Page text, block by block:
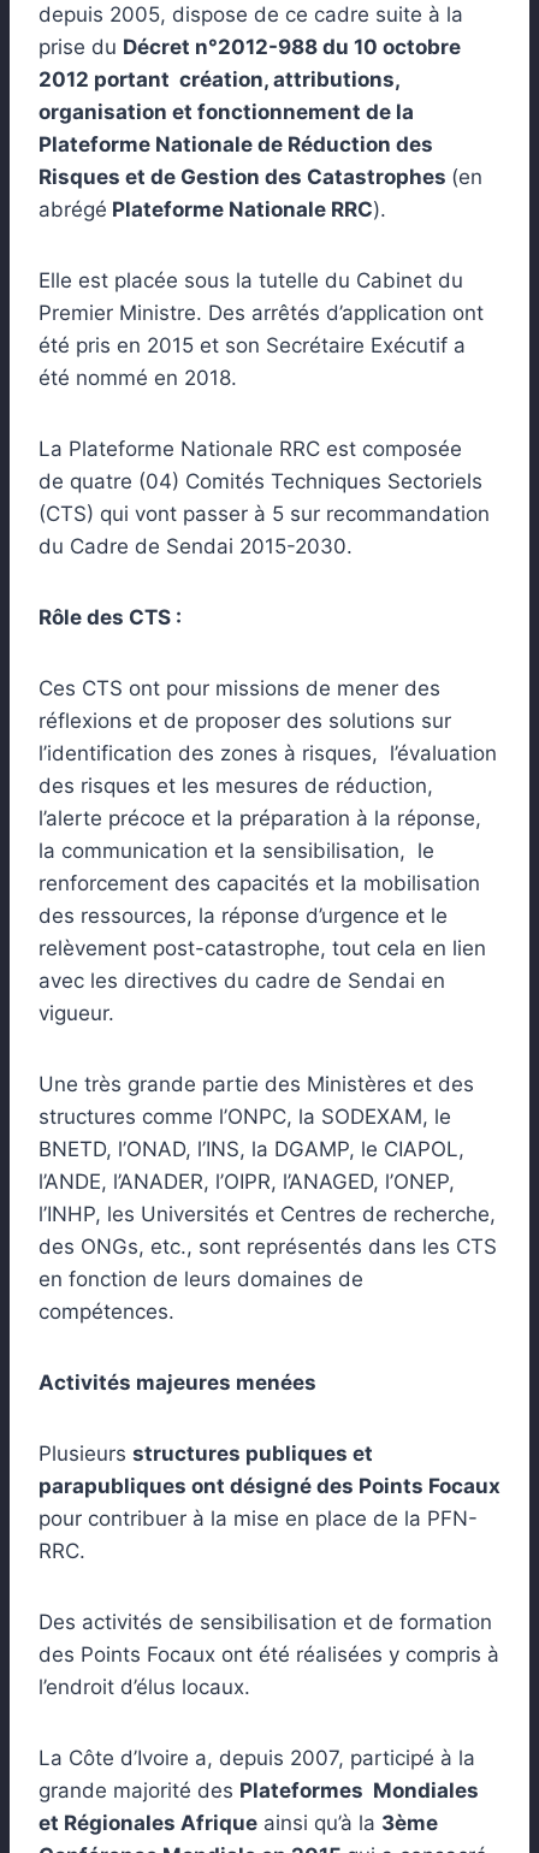
depuis 2005, dispose de ce cadre suite à la
prise du Décret n°2012-988 du 10 octobre
2012 portant création, attributions,
organisation et fonctionnement de la
Plateforme Nationale de Réduction des
Risques et de Gestion des Catastrophes (en
abrégé Plateforme Nationale RRC).
Elle est placée sous la tutelle du Cabinet du
Premier Ministre. Des arrêtés d’application ont
été pris en 2015 et son Secrétaire Exécutif a
été nommé en 2018.
La Plateforme Nationale RRC est composée
de quatre (04) Comités Techniques Sectoriels
(CTS) qui vont passer à 5 sur recommandation
du Cadre de Sendai 2015-2030.
Rôle des CTS :
Ces CTS ont pour missions de mener des
réflexions et de proposer des solutions sur
l’identification des zones à risques, l’évaluation
des risques et les mesures de réduction,
l’alerte précoce et la préparation à la réponse,
la communication et la sensibilisation, le
renforcement des capacités et la mobilisation
des ressources, la réponse d’urgence et le
relèvement post-catastrophe, tout cela en lien
avec les directives du cadre de Sendai en
vigueur.
Une très grande partie des Ministères et des
structures comme l’ONPC, la SODEXAM, le
BNETD, l’ONAD, l’INS, la DGAMP, le CIAPOL,
l’ANDE, l’ANADER, l’OIPR, l’ANAGED, l’ONEP,
l’INHP, les Universités et Centres de recherche,
des ONGs, etc., sont représentés dans les CTS
en fonction de leurs domaines de
compétences.
Activités majeures menées
Plusieurs structures publiques et
parapubliques ont désigné des Points Focaux
pour contribuer à la mise en place de la PFN-
RRC.
Des activités de sensibilisation et de formation
des Points Focaux ont été réalisées y compris à
l’endroit d’élus locaux.
La Côte d’Ivoire a, depuis 2007, participé à la
grande majorité des Plateformes Mondiales
et Régionales Afrique ainsi qu’à la 3ème